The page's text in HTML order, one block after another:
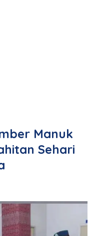
Manuk
Sehari